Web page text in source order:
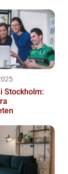
Stockholm: